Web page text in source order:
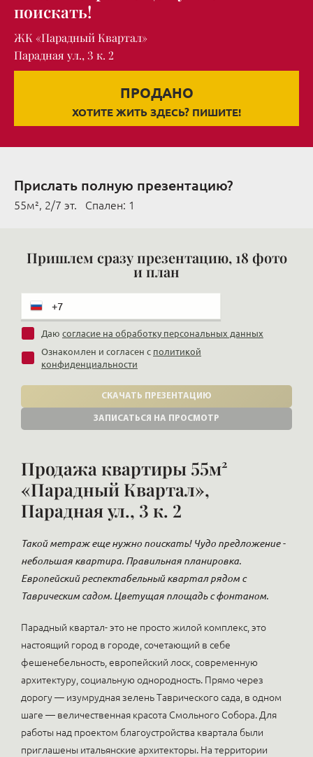
поискать!
ЖК «Парадный Квартал»
Парадная ул., 3 к. 2
ПРОДАНО
ХОТИТЕ ЖИТЬ ЗДЕСЬ? ПИШИТЕ!
Прислать полную презентацию?
55м², 2/7 эт. Cпален: 1
Пришлем сразу презентацию, 18 фото
и план
Даю согласие на обработку персональных данных
Ознакомлен и согласен с политикой
конфиденциальности
СКАЧАТЬ ПРЕЗЕНТАЦИЮ
ЗАПИСАТЬСЯ НА ПРОСМОТР
Продажа квартиры 55м²
«Парадный Квартал»,
Парадная ул., 3 к. 2
Такой метраж еще нужно поискать! Чудо предложение -
небольшая квартира. Правильная планировка.
Европейский респектабельный квартал рядом с
Таврическим садом. Цветущая площадь с фонтаном.
Парадный квартал- это не просто жилой комплекс, это
настоящий город в городе, сочетающий в себе
фешенебельность, европейский лоск, современную
архитектуру, социальную однородность. Прямо через
дорогу — изумрудная зелень Таврического сада, в одном
шаге — величественная красота Смольного Собора. Для
работы над проектом благоустройства квартала были
приглашены итальянские архитекторы. На территории